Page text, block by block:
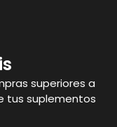
superiores a
tus suplementos